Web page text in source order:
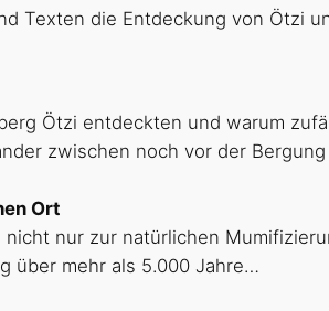
Texten die Entdeckung von Ötzi
Ötzi entdeckten und warum
zwischen noch vor der
Ort
nur zur natürlichen
über mehr als 5.000 Jahre…